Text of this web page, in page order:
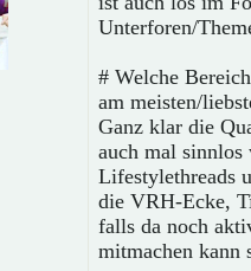
Unterforen/
# Welche
am meisten/
Ganz klar die
auch mal sinnlos
Lifestylethreads
die VRH-Ecke,
falls da noch
mitmachen kann